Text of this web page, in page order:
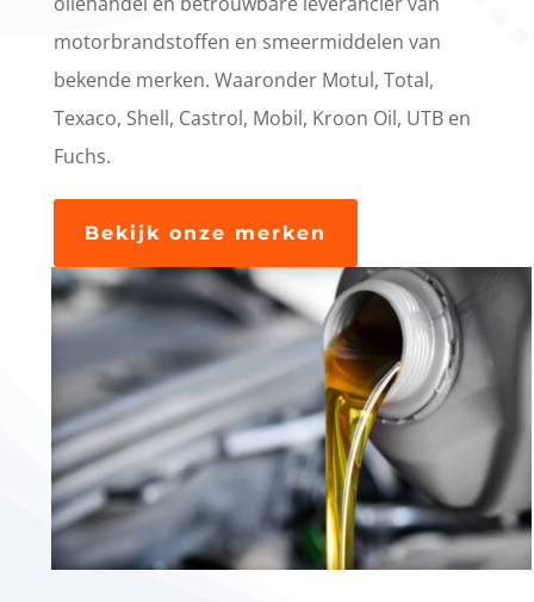
motorbrandstoffen en smeermiddelen van
bekende merken. Waaronder Motul, Total,
Texaco, Shell, Castrol, Mobil, Kroon Oil, UTB en
Fuchs.
Bekijk onze merken